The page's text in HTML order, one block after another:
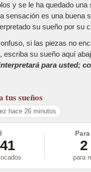
y se le ha quedado una
sensación es una buena
su sueño por su
si las piezas no
escriba su sueño aquí
para usted;
tus sueños
hace 26 minutos
2
para